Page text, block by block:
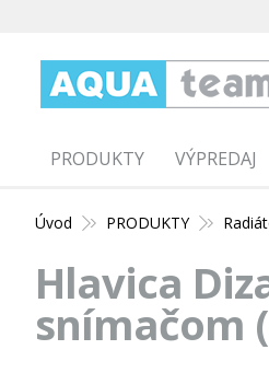
PRODUKTY VÝPREDAJ
Úvod PRODUKTY
Hlavica
snímačom